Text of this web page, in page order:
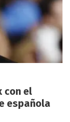
con el
española